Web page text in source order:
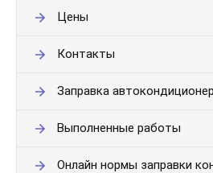
Цены
Контакты
Заправка
Выполненные работы
Онлайн нормы заправки